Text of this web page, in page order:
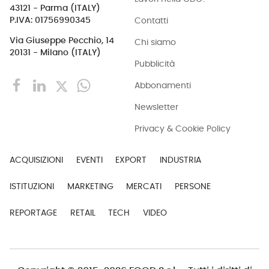
43121 - Parma (ITALY)
P.IVA: 01756990345
Via Giuseppe Pecchio, 14
20131 - Milano (ITALY)
Contatti
Chi siamo
Pubblicità
Abbonamenti
Newsletter
Privacy & Cookie Policy
ACQUISIZIONI EVENTI EXPORT INDUSTRIA
ISTITUZIONI MARKETING MERCATI PERSONE
REPORTAGE RETAIL TECH VIDEO